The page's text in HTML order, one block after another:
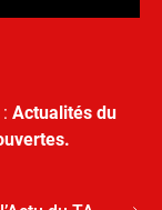
Actualités du